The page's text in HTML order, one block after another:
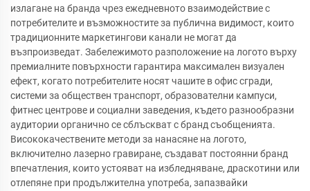
излагане на бранда чрез ежедневното взаимодействие с
потребителите и възможностите за публична видимост, които
традиционните маркетингови канали не могат да
възпроизведат. Забележимото разположение на логото върху
премиалните повърхности гарантира максимален визуален
ефект, когато потребителите носят чашите в офис сгради,
системи за обществен транспорт, образователни кампуси,
фитнес центрове и социални заведения, където разнообразни
аудитории органично се сблъскват с бранд съобщенията.
Висококачествените методи за нанасяне на логото,
включително лазерно гравиране, създават постоянни бранд
впечатления, които устояват на избледняване, драскотини или
отлепяне при продължителна употреба, запазвайки